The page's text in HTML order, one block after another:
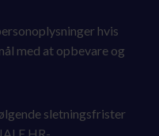
hvis
med at opbevare og
sletningsfrister